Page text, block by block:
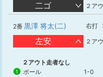
二ゴ ２ア
2番 黒澤 将太(二) 右打
左安 ２ア
２アウト走者なし
1 ボール 1-0